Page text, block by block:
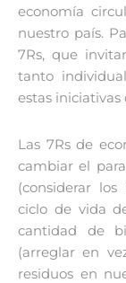
economía
nuestro país.
7Rs, que
tanto
estas iniciativas
Las 7Rs de
cambiar el
(considerar
ciclo de vida
cantidad de
(arreglar en
residuos en